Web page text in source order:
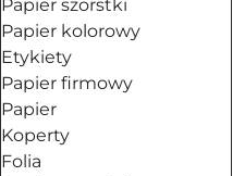
Papier szorstki
Papier kolorowy
Etykiety
Papier firmowy
Papier
Koperty
Folia